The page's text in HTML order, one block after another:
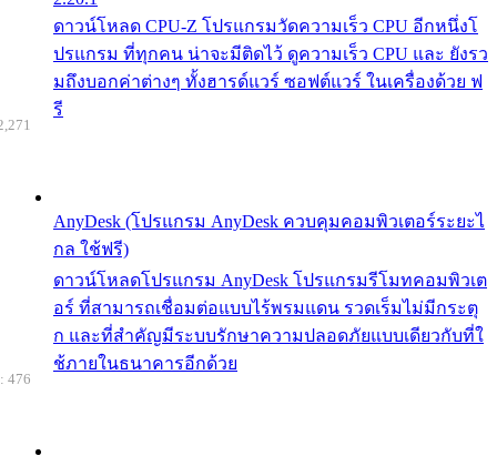
ดาวน์โหลด CPU-Z โปรแกรมวัดความเร็ว CPU อีกหนึ่งโ
ปรแกรม ที่ทุกคน น่าจะมีติดไว้ ดูความเร็ว CPU และ ยังรว
มถึงบอกค่าต่างๆ ทั้งฮารด์แวร์ ซอฟต์แวร์ ในเครื่องด้วย ฟ
รี
AnyDesk (โปรแกรม AnyDesk ควบคุมคอมพิวเตอร์ระยะไ
กล ใช้ฟรี)
ดาวน์โหลดโปรแกรม AnyDesk โปรแกรมรีโมทคอมพิวเต
อร์ ที่สามารถเชื่อมต่อแบบไร้พรมแดน รวดเร็มไม่มีกระตุ
ก และที่สำคัญมีระบบรักษาความปลอดภัยแบบเดียวกับที่ใ
ช้ภายในธนาคารอีกด้วย
476